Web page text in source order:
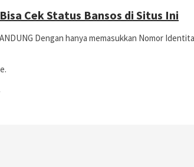
Cek Status Bansos di Situs Ini
Dengan hanya memasukkan Nomor